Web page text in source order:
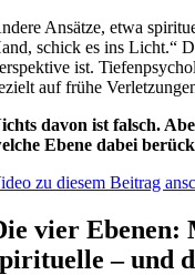
Ansätze, etwa
schick es ins Licht.“
ist.
auf frühe
davon ist falsch.
Ebene dabei
zu diesem Beitrag
vier Ebenen:
– und